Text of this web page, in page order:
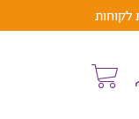
לקוחות